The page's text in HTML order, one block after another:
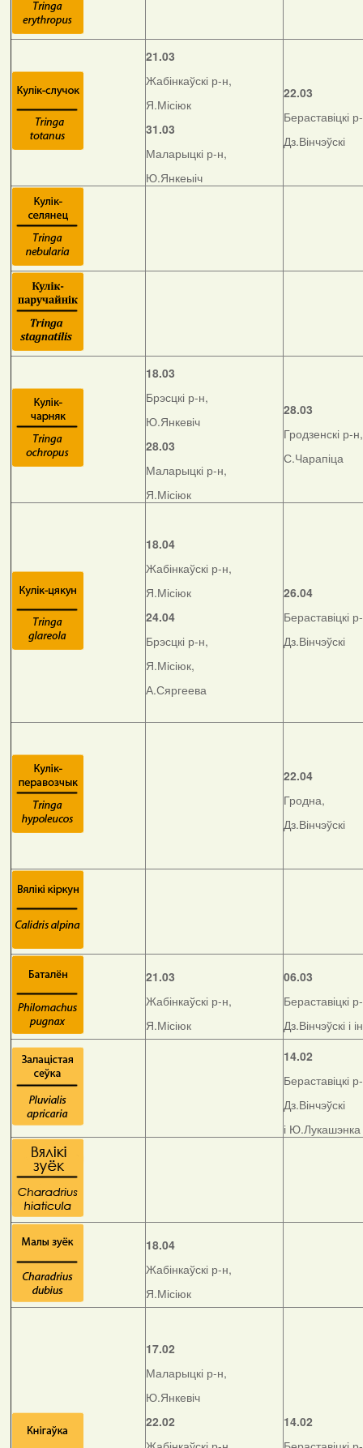
21.03
Жабінкаўскі р-н,
Я.Місіюк
31.03
Маларыцкі р-н,
Ю.Янкеыіч
22.03
Бераставіцкі
Дз.Вінчэўскі
18.03
Брэсцкі р-н,
Ю.Янкевіч
28.03
Маларыцкі р-н,
Я.Місіюк
28.03
Гродзенскі р-н,
С.Чарапіца
18.04
Жабінкаўскі р-н,
Я.Місіюк
24.04
Брэсцкі р-н,
Я.Місіюк,
А.Сяргеева
26.04
Бераставіцкі
Дз.Вінчэўскі
22.04
Гродна,
Дз.Вінчэўскі
21.03
Жабінкаўскі р-н,
Я.Місіюк
06.03
Бераставіцкі
Дз.Вінчэўскі і
14.02
Бераставіцкі
Дз.Вінчэўскі
і Ю.Лукашэнка
18.04
Жабінкаўскі р-н,
Я.Місіюк
17.02
Маларыцкі р-н,
Ю.Янкевіч
22.02
14.02